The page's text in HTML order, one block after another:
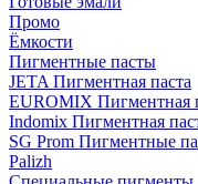
Промо
Ёмкости
Пигментные пасты
JETA Пигментная паста
EUROMIX Пигментная
Indomix Пигментная
SG Prom Пигментные
Palizh